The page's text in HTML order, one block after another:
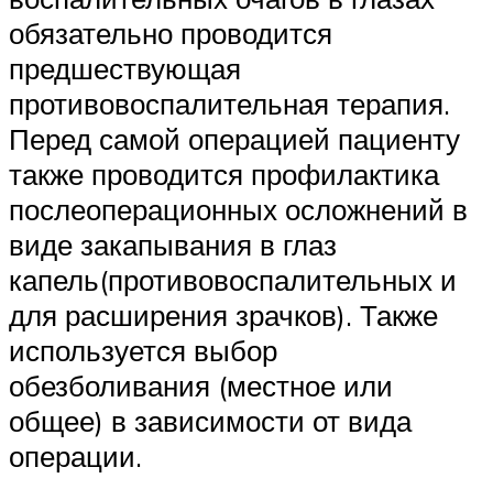
обязательно проводится
предшествующая
противовоспалительная терапия.
Перед самой операцией пациенту
также проводится профилактика
послеоперационных осложнений в
виде закапывания в глаз
капель(противовоспалительных и
для расширения зрачков). Также
используется выбор
обезболивания (местное или
общее) в зависимости от вида
операции.